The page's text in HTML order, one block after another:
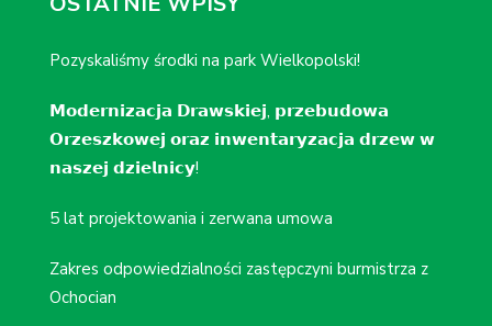
Pozyskaliśmy środki na park Wielkopolski!
𝗠𝗼𝗱𝗲𝗿𝗻𝗶𝘇𝗮𝗰𝗷𝗮 𝗗𝗿𝗮𝘄𝘀𝗸𝗶𝗲𝗷, 𝗽𝗿𝘇𝗲𝗯𝘂𝗱𝗼𝘄𝗮
𝗢𝗿𝘇𝗲𝘀𝘇𝗸𝗼𝘄𝗲𝗷 𝗼𝗿𝗮𝘇 𝗶𝗻𝘄𝗲𝗻𝘁𝗮𝗿𝘆𝘇𝗮𝗰𝗷𝗮 𝗱𝗿𝘇𝗲𝘄 𝘄
𝗻𝗮𝘀𝘇𝗲𝗷 𝗱𝘇𝗶𝗲𝗹𝗻𝗶𝗰𝘆!
5 lat projektowania i zerwana umowa
Zakres odpowiedzialności zastępczyni burmistrza z
Ochocian